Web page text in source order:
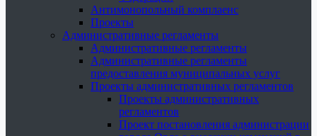
Антимонопольный комплаенс
Проекты
Административные регламенты
Административные регламенты
Административные регламенты
предоставления муниципальных услуг
Проекты административных регламентов
Проекты административных
регламентов
Проект постановления администрации